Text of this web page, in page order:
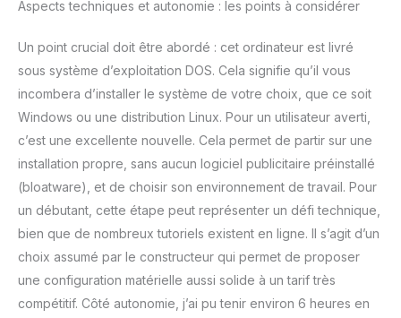
Aspects techniques et autonomie : les points à considérer
Un point crucial doit être abordé : cet ordinateur est livré
sous système d’exploitation DOS. Cela signifie qu’il vous
incombera d’installer le système de votre choix, que ce soit
Windows ou une distribution Linux. Pour un utilisateur averti,
c’est une excellente nouvelle. Cela permet de partir sur une
installation propre, sans aucun logiciel publicitaire préinstallé
(bloatware), et de choisir son environnement de travail. Pour
un débutant, cette étape peut représenter un défi technique,
bien que de nombreux tutoriels existent en ligne. Il s’agit d’un
choix assumé par le constructeur qui permet de proposer
une configuration matérielle aussi solide à un tarif très
compétitif. Côté autonomie, j’ai pu tenir environ 6 heures en